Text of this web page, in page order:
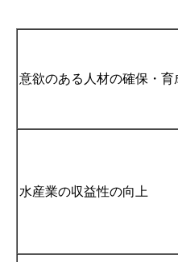
意欲のある人材の確保・育
水産業の収益性の向上